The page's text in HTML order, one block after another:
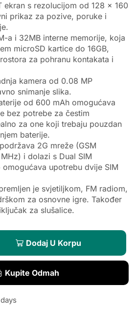
ekran s rezolucijom od 128 x 160
prikaz za pozive, poruke i
a i 32MB interne memorije, koja
microSD kartice do 16GB,
za pohranu kontakata i
kamera od 0.08 MP
snimanje slika.
od 600 mAh omogućava
bez potrebe za čestim
za one koji trebaju pouzdan
baterije.
2G mreže (GSM
i dolazi s Dual SIM
upotrebu dvije SIM
je svjetiljkom, FM radiom,
za osnovne igre. Također
za slušalice.
Dodaj U Korpu
Kupite Odmah